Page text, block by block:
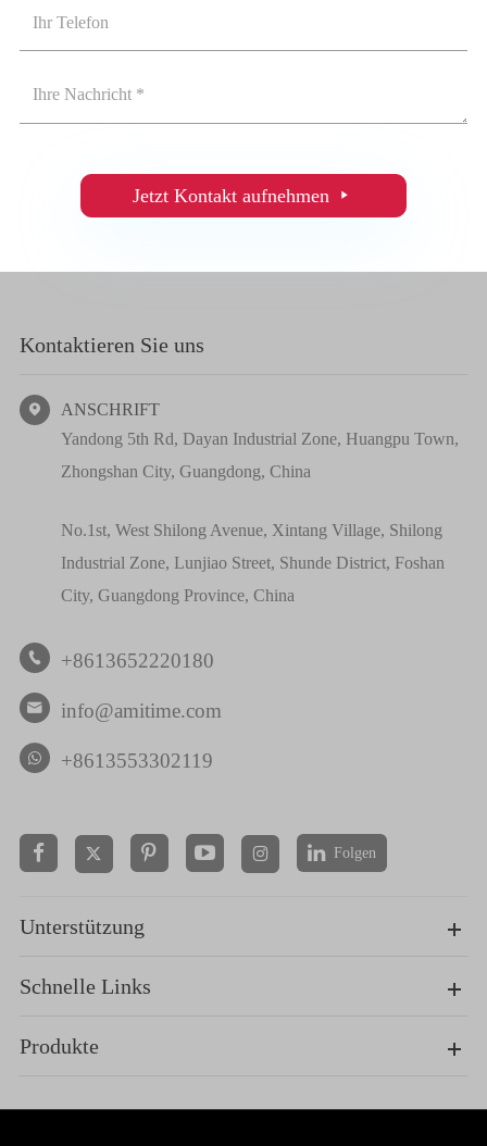
Jetzt Kontakt aufnehmen 
Kontaktieren Sie uns

ANSCHRIFT
Yandong 5th Rd, Dayan Industrial Zone, Huangpu Town,
Zhongshan City, Guangdong, China
No.1st, West Shilong Avenue, Xintang Village, Shilong
Industrial Zone, Lunjiao Street, Shunde District, Foshan
City, Guangdong Province, China
 +8613652220180
 info@amitime.com
+8613553302119
  Folgen
Unterstützung
Schnelle Links
Produkte